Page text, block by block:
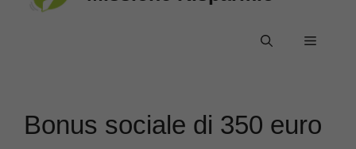
Menu
Bonus sociale di 350 euro